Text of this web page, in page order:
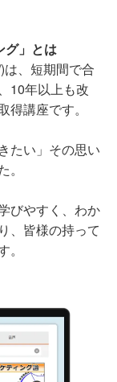
グ」とは
、短期間で合
10年以上も改
講座です。
たい」その思い
びやすく、わか
、皆様の持って